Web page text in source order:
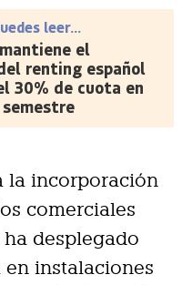
leer...
el
renting español
30% de cuota en
la incorporación
comerciales
desplegado
en instalaciones